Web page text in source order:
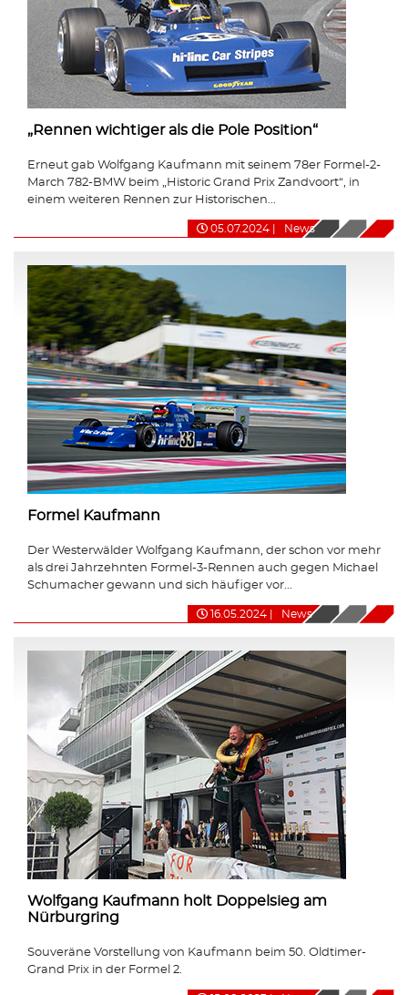
„Rennen wichtiger als die Pole Position“
Erneut gab Wolfgang Kaufmann mit seinem 78er Formel-2-
March 782-BMW beim „Historic Grand Prix Zandvoort“, in
einem weiteren Rennen zur Historischen...
05.07.2024 News
Formel Kaufmann
Der Westerwälder Wolfgang Kaufmann, der schon vor mehr
als drei Jahrzehnten Formel-3-Rennen auch gegen Michael
Schumacher gewann und sich häufiger vor...
16.05.2024 News
Wolfgang Kaufmann holt Doppelsieg am
Nürburgring
Souveräne Vorstellung von Kaufmann beim 50. Oldtimer-
Grand Prix in der Formel 2.